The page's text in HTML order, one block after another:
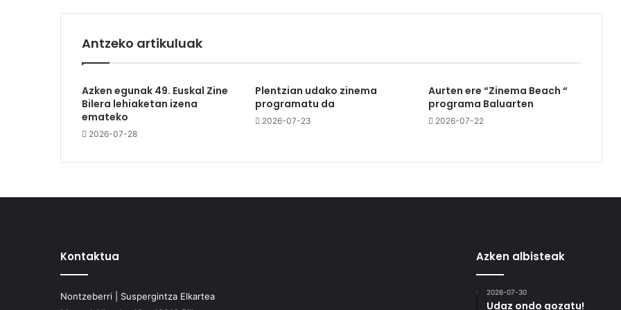
Antzeko artikuluak
Azken egunak 49. Euskal Zine
Bilera lehiaketan izena
emateko
2026-07-28
Plentzian udako zinema
programatu da
2026-07-23
Aurten ere “Zinema Beach “
programa Baluarten
2026-07-22
Kontaktua
Nontzeberri | Suspergintza Elkartea
Azken albisteak
2026-07-30
Udaz ondo gozatu!